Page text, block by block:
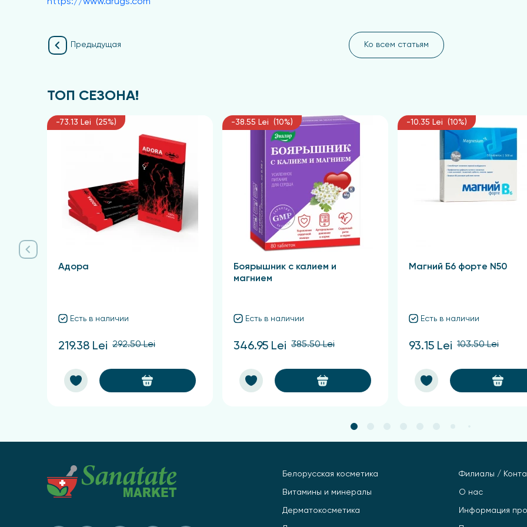
Предыдущая Ко всем статьям
ТОП СЕЗОНА!
-73.13 Lei (25%)
Адора
Есть в наличии
219.38 Lei 292.50 Lei
-38.55 Lei (10%)
Боярышник с калием и
магнием
Есть в наличии
346.95 Lei 385.50 Lei
-10.35 Lei (10%)
Магний Б6 форте N50
Есть в наличии
93.15 Lei 103.50 Lei
Белорусская косметика
Витамины и минералы
Дерматокосметика
Филиалы /
О нас
Информация